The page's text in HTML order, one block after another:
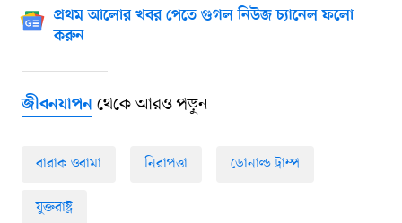
প্রথম আলোর খবর পেতে গুগল নিউজ চ্যানেল ফলো
করুন
জীবনযাপনথেকে আরও পড়ুন
বারাক ওবামা নিরাপত্তা ডোনাল্ড ট্রাম্প
যুক্তরাষ্ট্র